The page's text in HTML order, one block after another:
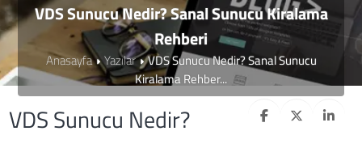
VDS Sunucu Nedir? Sanal Sunucu Kiralama
Rehberi
Anasayfa Yazılar
VDS Sunucu Nedir? Sanal Sunucu
Kiralama Rehber...
VDS Sunucu Nedir?